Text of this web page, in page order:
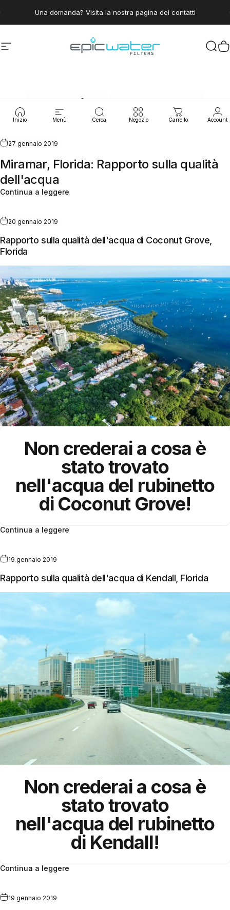
Risparmia il 15% iscrivendoti al club dell'acqua pulita
Navigazione del sitoEpic Water Filters USA
Inizio Menù Cerca Negozio Carrello Account
Perdite d'acqua
27 gennaio 2019
Miramar, Florida: Rapporto sulla qualità
dell'acqua
Continua a leggere
20 gennaio 2019
Rapporto sulla qualità dell'acqua di Coconut Grove,
Florida
Non crederai a cosa è
stato trovato
nell'acqua del rubinetto
di Coconut Grove!
Continua a leggere
19 gennaio 2019
Rapporto sulla qualità dell'acqua di Kendall, Florida
Non crederai a cosa è
stato trovato
nell'acqua del rubinetto
di Kendall!
Continua a leggere
19 gennaio 2019